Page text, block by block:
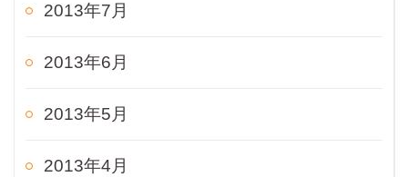
2013年7月
2013年6月
2013年5月
2013年4月